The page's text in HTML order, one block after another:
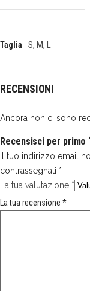
Taglia S, M, L
RECENSIONI
Ancora non ci sono
Recensisci per primo
Il tuo indirizzo email
contrassegnati *
La tua valutazione *
La tua recensione *